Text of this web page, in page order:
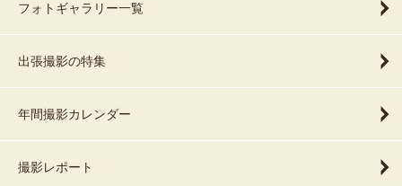
フォトギャラリー一覧
出張撮影の特集
年間撮影カレンダー
撮影レポート